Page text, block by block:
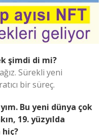
şimdi di mi?
Sürekli yeni
bir süreç.
Bu yeni dünya çok
19. yüzyılda